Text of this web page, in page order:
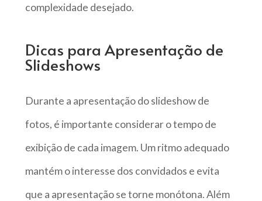
complexidade desejado.
Dicas para Apresentação de
Slideshows
Durante a apresentação do slideshow de
fotos, é importante considerar o tempo de
exibição de cada imagem. Um ritmo adequado
mantém o interesse dos convidados e evita
que a apresentação se torne monótona. Além